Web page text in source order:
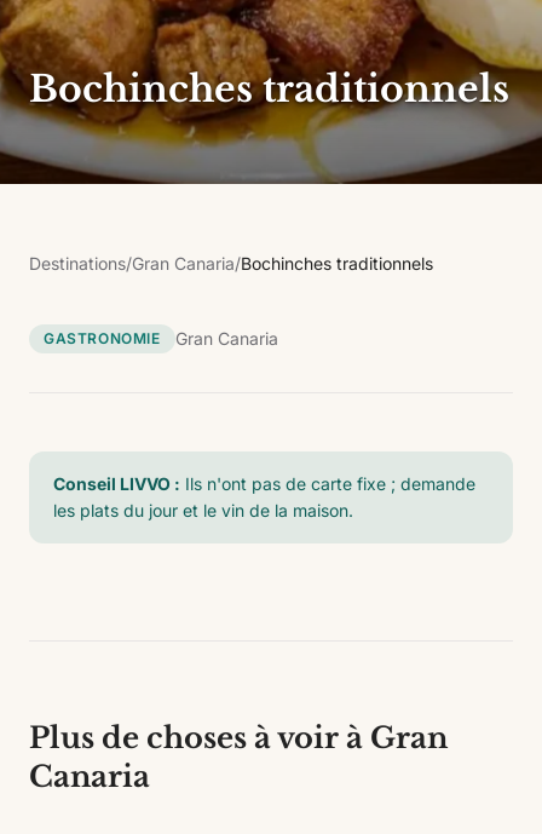
Bochinches traditionnels
Destinations/Gran Canaria/Bochinches traditionnels
GASTRONOMIE Gran Canaria
Conseil LIVVO : Ils n'ont pas de carte fixe ; demande
les plats du jour et le vin de la maison.
Plus de choses à voir à Gran
Canaria